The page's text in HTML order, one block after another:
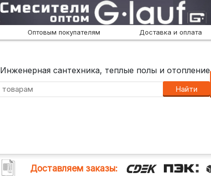
Оптовым покупателям Доставка и оплата
Инженерная сантехника, теплые полы и отопление
Найти
Доставляем заказы: